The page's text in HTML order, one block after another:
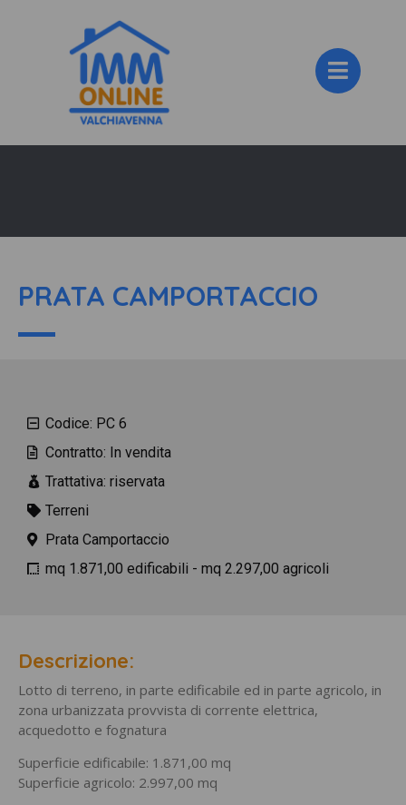
PRATA CAMPORTACCIO
Codice: PC 6
Contratto: In vendita
Trattativa: riservata
Terreni
Prata Camportaccio
mq 1.871,00 edificabili - mq 2.297,00 agricoli
Descrizione:
Lotto di terreno, in parte edificabile ed in parte agricolo, in
zona urbanizzata provvista di corrente elettrica,
acquedotto e fognatura
Superficie edificabile: 1.871,00 mq
Superficie agricolo: 2.997,00 mq